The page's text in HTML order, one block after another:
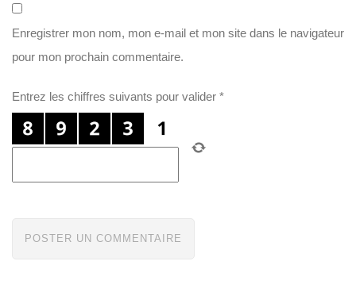
Enregistrer mon nom, mon e-mail et mon site dans le navigateur
pour mon prochain commentaire.
Entrez les chiffres suivants pour valider *